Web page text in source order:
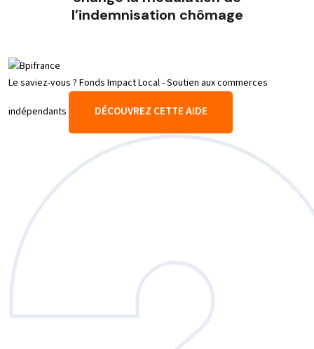
l’indemnisation chômage
Le saviez-vous ? Fonds Impact Local - Soutien aux commerces
indépendants DÉCOUVREZ CETTE AIDE